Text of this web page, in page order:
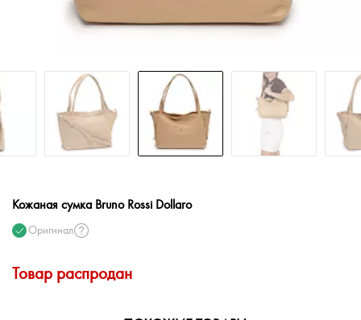
Кожаная сумка Bruno Rossi Dollaro
Оригинал
Товар распродан